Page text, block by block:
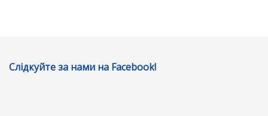
Слідкуйте за нами на Facebook!